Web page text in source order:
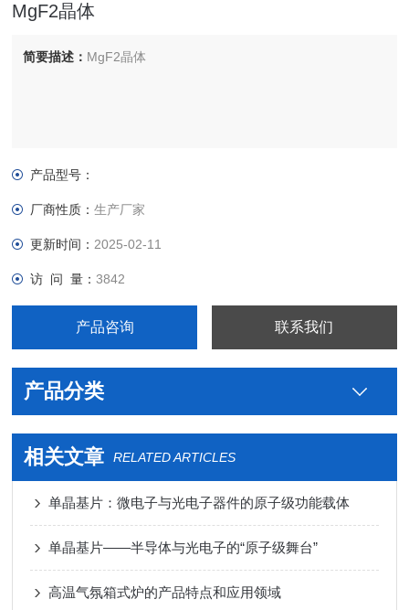
MgF2晶体
简要描述： MgF2晶体
产品型号：
厂商性质：生产厂家
更新时间： 2025-02-11
访 问 量：3842
产品咨询 联系我们
产品分类
相关文章 RELATED ARTICLES
单晶基片：微电子与光电子器件的原子级功能载体
单晶基片——半导体与光电子的“原子级舞台”
高温气氛箱式炉的产品特点和应用领域